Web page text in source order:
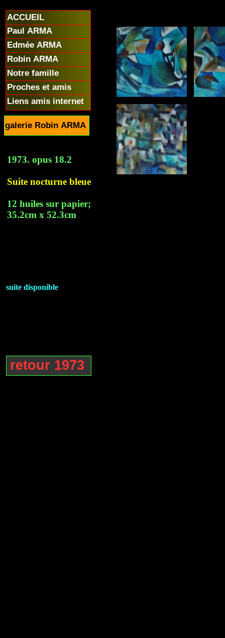
1973. opus 18.2
Suite nocturne bleue
12 huiles sur papier;
35.2cm x 52.3cm
suite disponible
retour 1973
ACCUEIL
Paul ARMA
Edmée ARMA
Robin ARMA
Notre famille
Proches et amis
Liens amis internet
galerie Robin ARMA